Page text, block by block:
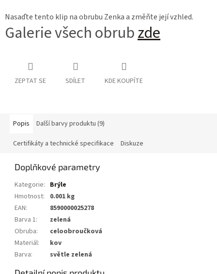
Nasaďte tento klip na obrubu Zenka a změňte její vzhled.
Galerie všech obrubzde
ZEPTAT SE SDÍLET KDE KOUPÍTE
Popis Další barvy produktu (9)
Certifikáty a technické specifikace Diskuze
Doplňkové parametry
Kategorie: Brýle
Hmotnost:
0.001 kg
EAN:
8590000025278
Barva 1:
zelená
Obruba:
celoobroučková
Materiál:
kov
Barva: světle zelená